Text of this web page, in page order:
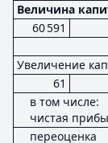
Величина
60 591
Увеличение
61
в том числе:
чистая
переоценка